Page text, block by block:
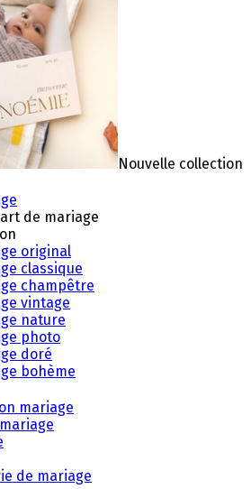
Nouvelle collection
de mariage
original
classique
champêtre
vintage
nature
photo
doré
bohème
mariage
de mariage